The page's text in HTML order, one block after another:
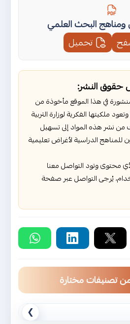
ومناهج البحث العلمي
تحميل
حقوق النشر:
في هذا الموقع مأخوذة من
ملكيتها الفكرية لوزارة التربية
من نشر هذه المواد إلى تسهيل
الدراسية لأغراض تعليمية
محتوى وتود التواصل معنا
يُرجى التواصل عبر صفحة
تصنيفات مختارة
❯